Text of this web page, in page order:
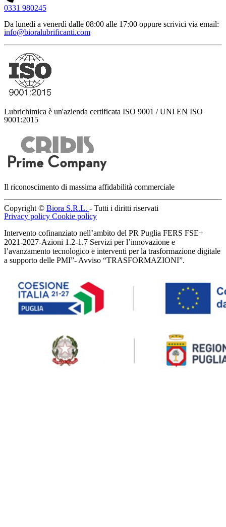
0331 980245
Da lunedì a venerdì dalle 08:00 alle 17:00 oppure scrivici via email:
info@bioralubrificanti.com
Lubrichimica è un'azienda certificata ISO 9001 / UNI EN ISO
9001:2015
Il riconoscimento di massima affidabilità commerciale
Copyright © Biora S.R.L. - Tutti i diritti riservati
Privacy policy Cookie policy
Intervento cofinanziato nell’ambito del PR Puglia FERS FSE+
2021-2027-Azioni 1.2-1.7 Servizi per l’innovazione e
l’avanzamento tecnologico e interventi per la trasformazione digitale
a supporto delle PMI”- Avviso “TRASFORMAZIONI”.